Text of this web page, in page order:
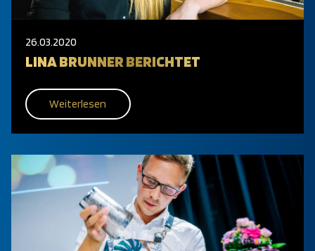
26.03.2020
LINA BRUNNER BERICHTET
Weiterlesen